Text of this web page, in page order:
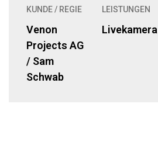
KUNDE / REGIE
Venon
Projects AG
/ Sam
Schwab
LEISTUNGEN
Livekamera